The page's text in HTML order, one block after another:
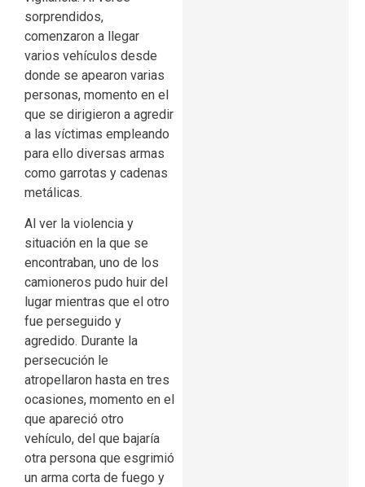
sorprendidos,
comenzaron a llegar
varios vehículos desde
donde se apearon varias
personas, momento en el
que se dirigieron a agredir
a las víctimas empleando
para ello diversas armas
como garrotas y cadenas
metálicas.
Al ver la violencia y
situación en la que se
encontraban, uno de los
camioneros pudo huir del
lugar mientras que el otro
fue perseguido y
agredido. Durante la
persecución le
atropellaron hasta en tres
ocasiones, momento en el
que apareció otro
vehículo, del que bajaría
otra persona que esgrimió
un arma corta de fuego y